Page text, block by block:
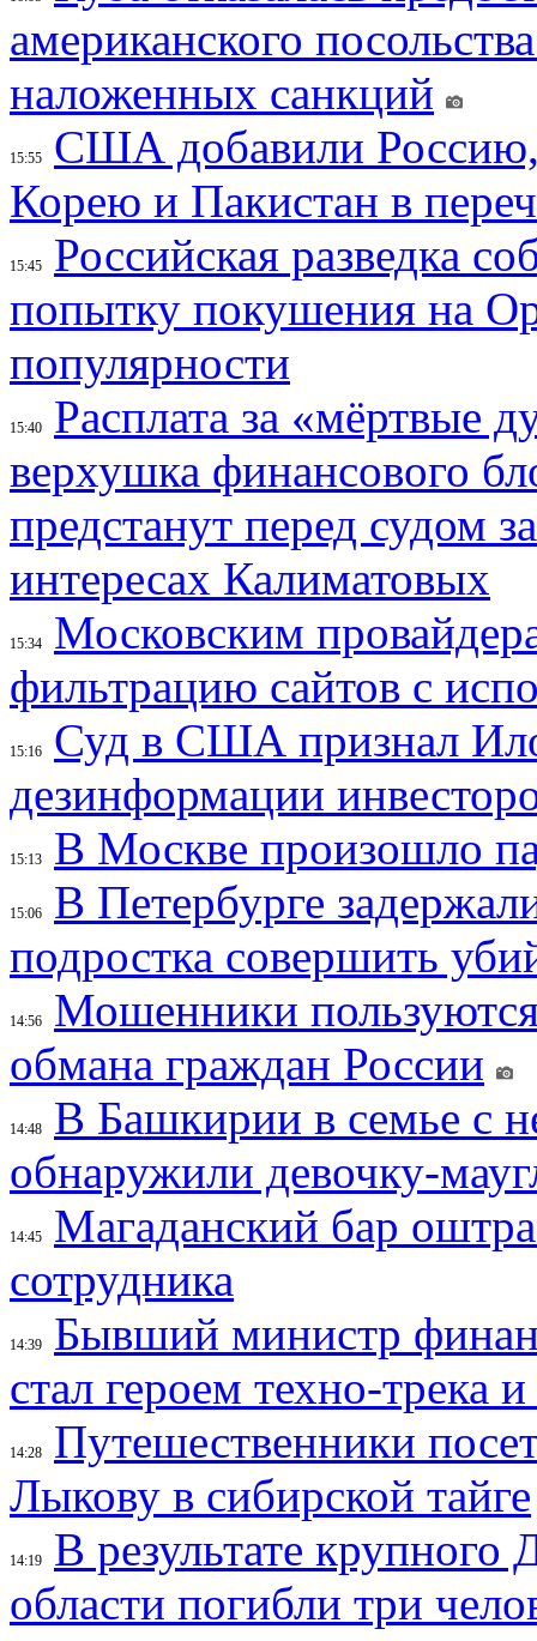
американского
наложенных санкций
15:55
США добавили
Корею и Пакистан в
15:45
Российская разведка
попытку покушения на
популярности
15:40
Расплата за «мёртвые
верхушка финансового
предстанут перед судом
интересах Калиматовых
15:34
Московским
фильтрацию сайтов с
15:16
Суд в США признал
дезинформации
15:13 В Москве произошло
15:06
В Петербурге
подростка совершить
14:56
Мошенники
обмана граждан России
14:48
В Башкирии в семье с
обнаружили девочку-
14:45
Магаданский бар
сотрудника
14:39
Бывший министр
стал героем техно-трека
14:28
Путешественники
Лыкову в сибирской тайге
14:19
В результате крупного
области погибли три